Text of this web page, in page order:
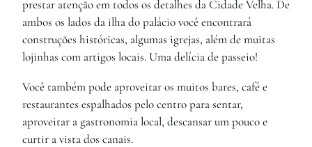
prestar atenção em todos os detalhes da Cidade Velha. De
ambos os lados da ilha do palácio você encontrará
construções históricas, algumas igrejas, além de muitas
lojinhas com artigos locais. Uma delícia de passeio!
Você também pode aproveitar os muitos bares, café e
restaurantes espalhados pelo centro para sentar,
aproveitar a gastronomia local, descansar um pouco e
curtir a vista dos canais.